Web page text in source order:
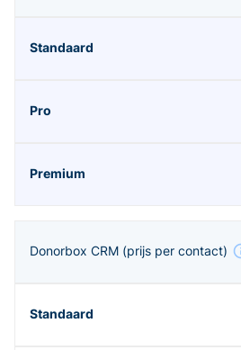
Donorbox CRM (prijs per contact)